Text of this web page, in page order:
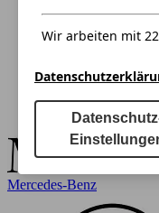
Mercedes-Benz
Wir arbeiten mit